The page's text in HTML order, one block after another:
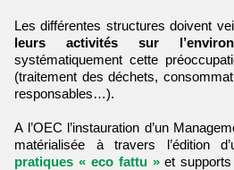
Les différentes structures doivent
leurs activités sur
systématiquement cette
(traitement des déchets,
responsables…).
A l’OEC l’instauration d’un
matérialisée à travers l’édition
pratiques « eco fattu »et supports